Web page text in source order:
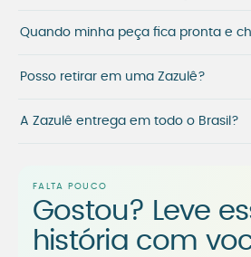
Quando minha peça fica pronta e
Posso retirar em uma Zazulê?
A Zazulê entrega em todo o Brasil?
FALTA POUCO
Gostou? Leve
história com